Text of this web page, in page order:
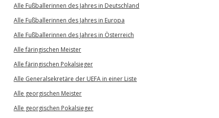
Alle Fußballerinnen des Jahres in Deutschland
Alle Fußballerinnen des Jahres in Europa
Alle Fußballerinnen des Jahres in Österreich
Alle färingischen Meister
Alle färingischen Pokalsieger
Alle Generalsekretäre der UEFA in einer Liste
Alle georgischen Meister
Alle georgischen Pokalsieger